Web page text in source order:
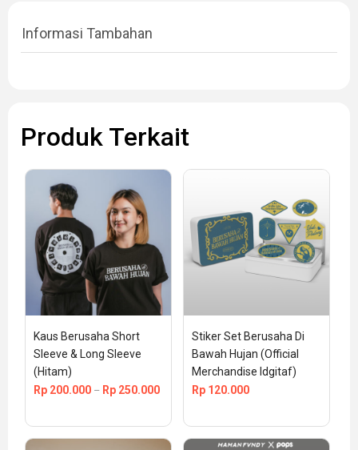
Informasi Tambahan
Produk Terkait
Kaus Berusaha Short
Sleeve & Long Sleeve
(Hitam)
Rp 200.000 – Rp 250.000
Stiker Set Berusaha Di
Bawah Hujan (Official
Merchandise Idgitaf)
Rp 120.000